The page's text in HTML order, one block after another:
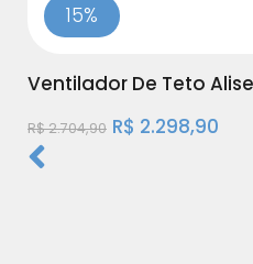
15%
Ventilador De Teto
R$2.704,90 R$ 2.298,90